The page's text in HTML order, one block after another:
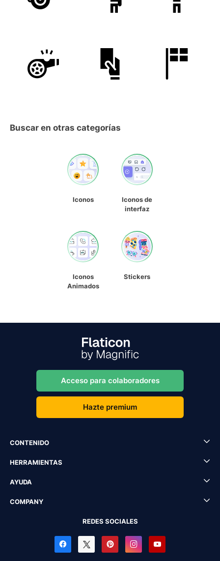
Buscar en otras categorías
Iconos
Iconos de
interfaz
Iconos
Animados
Stickers
Acceso para colaboradores
Hazte premium
CONTENIDO
HERRAMIENTAS
AYUDA
COMPANY
REDES SOCIALES